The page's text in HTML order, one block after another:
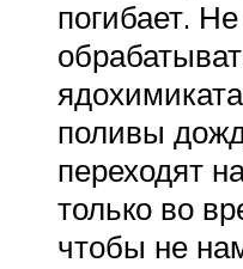
погибает.
поливы
переходят
только во
чтобы не